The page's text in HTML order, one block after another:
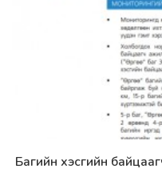
Дэлгэрэнгүй
Багийн хэсгийн